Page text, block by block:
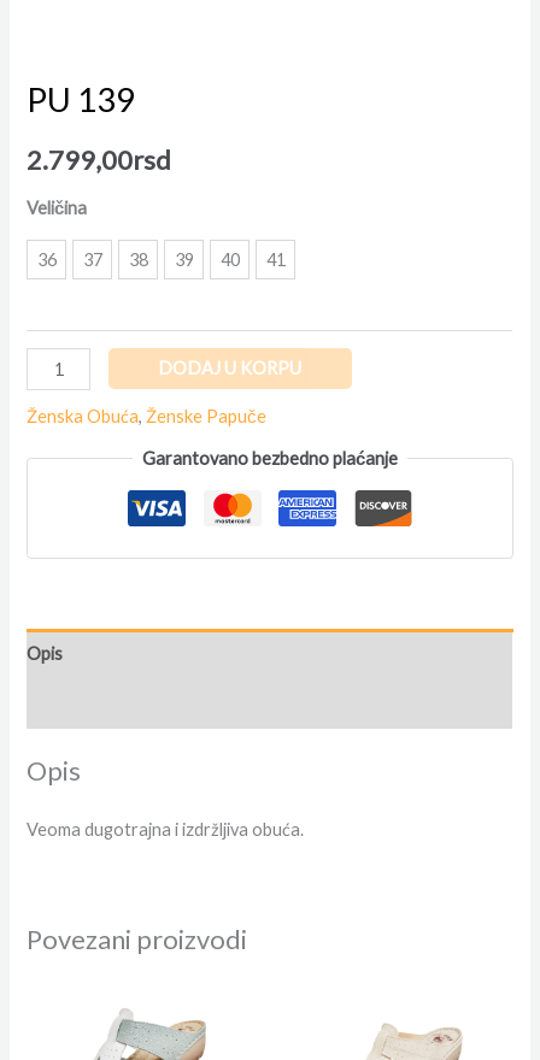
PU 139
2.799,00rsd
Veličina
36 37 38 39 40 41
DODAJ U KORPU
Ženska Obuća, Ženske Papuče
Garantovano bezbedno plaćanje
Opis
Opis
Veoma dugotrajna i izdržljiva obuća.
Povezani proizvodi